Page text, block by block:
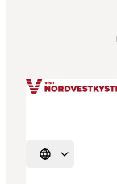
Sprache